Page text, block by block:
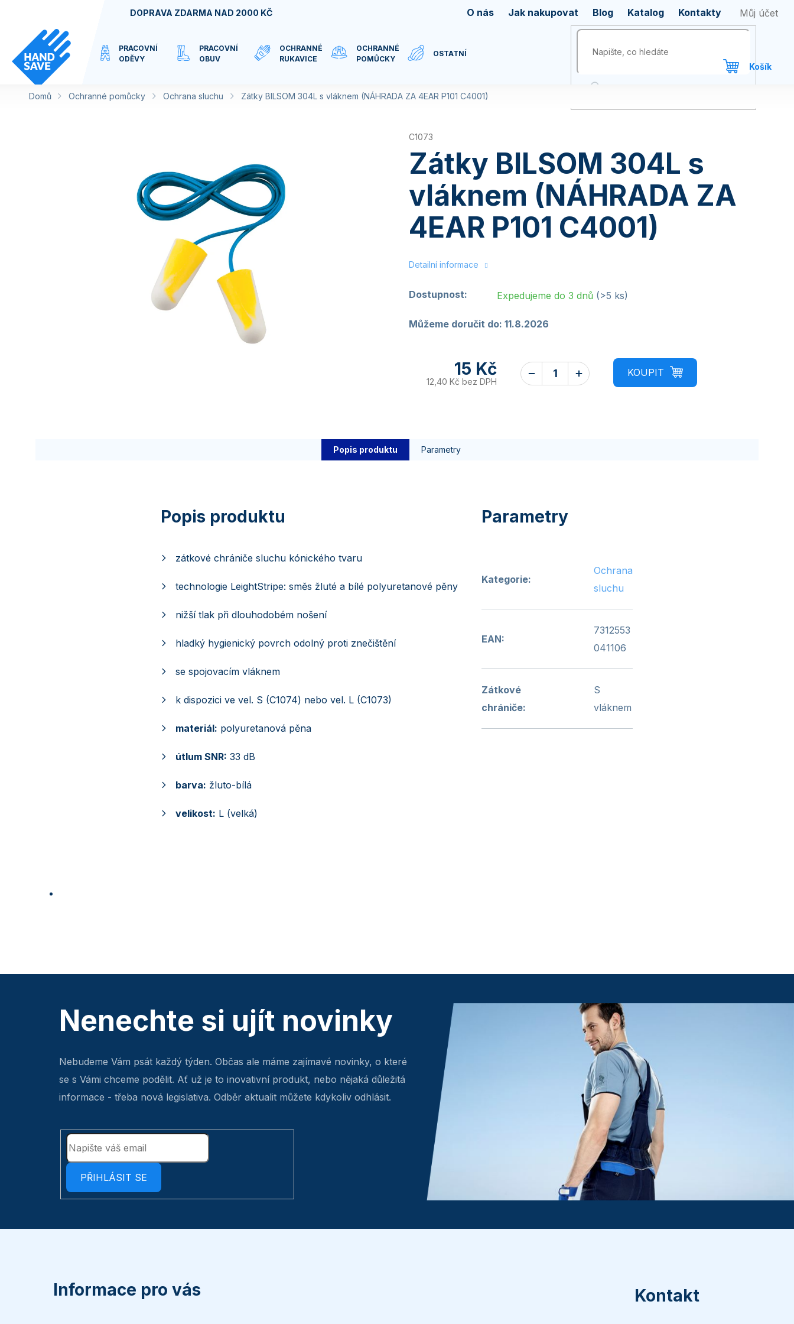
DOPRAVA ZDARMA NAD 2000 KČ O nás Jak nakupovat Blog Katalog Kontakty
PRACOVNÍ
ODĚVY
PRACOVNÍ
OBUV
OCHRANNÉ
RUKAVICE
OCHRANNÉ
POMŮCKY
OSTATNÍ
VIRTUÁLNÍ
Domů Ochranné pomůcky Ochrana sluchu Zátky BILSOM 304L s vláknem (NÁHRADA ZA 4EAR P101 C4001)
Zátky BILSOM 304L s
vláknem (NÁHRADA ZA
4EAR P101 C4001)
C1073
Detailní informace
Dostupnost: Expedujeme do 3 dnů (>5 ks)
Můžeme doručit do: 11.8.2026
15 Kč
12,40 Kč bez DPH
Popis produktu Parametry
zátkové chrániče sluchu kónického tvaru
technologie LeightStripe: směs žluté a bílé polyuretanové pěny
nižší tlak při dlouhodobém nošení
hladký hygienický povrch odolný proti znečištění
se spojovacím vláknem
k dispozici ve vel. S (C1074) nebo vel. L (C1073)
materiál: polyuretanová pěna
útlum SNR: 33 dB
barva: žluto-bílá
velikost: L (velká)
Kategorie:
Ochrana
sluchu
EAN:
7312553
041106
Zátkové
chrániče:
S
vláknem
Nenechte si ujít novinky
Nebudeme Vám psát každý týden. Občas ale máme zajímavé novinky, o které
se s Vámi chceme podělit. Ať už je to inovativní produkt, nebo nějaká důležitá
informace - třeba nová legislativa. Odběr aktualit můžete kdykoliv odhlásit.
PŘIHLÁSIT SE
Informace pro vás Kontakt